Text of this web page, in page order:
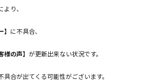
り、
に不具合、
様の声】 が更新出来ない状況です。
合が出てくる可能性がございます。